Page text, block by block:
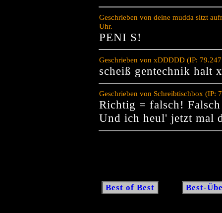
Geschrieben von deine mudda sitzt
Uhr.
PENI S!
Geschrieben von xDDDDD (IP:
scheiß gentechnik halt
Geschrieben von Schreibtischbox (IP:
Richtig = falsch!
Und ich heul' jetzt mal
Best of Best Best-